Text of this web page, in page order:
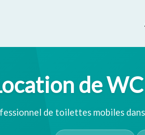
de
de toilettes mobiles